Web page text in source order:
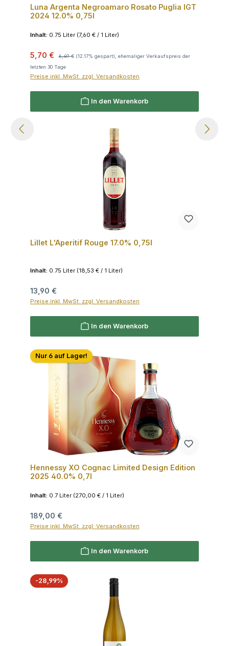
Luna Argenta Negroamaro Rosato Puglia IGT
2024 12.0% 0,75l
Inhalt: 0.75 Liter (7,60 € / 1 Liter)
Verkaufspreis:
5,70 € 6,49 € (12.17% gespart), ehemaliger Verkaufspreis der
letzten 30 Tage
Preise inkl. MwSt. zzgl. Versandkosten
In den Warenkorb
Lillet L'Aperitif Rouge 17.0% 0,75l
Inhalt: 0.75 Liter (18,53 € / 1 Liter)
Regulärer Preis:
13,90 €
Preise inkl. MwSt. zzgl. Versandkosten
In den Warenkorb
Nur 6 auf Lager!
Hennessy XO Cognac Limited Design Edition
2025 40.0% 0,7l
Inhalt: 0.7 Liter (270,00 € / 1 Liter)
Regulärer Preis:
189,00 €
Preise inkl. MwSt. zzgl. Versandkosten
In den Warenkorb
-28,99%Rabatt